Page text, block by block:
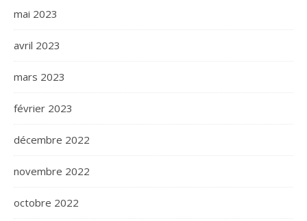
mai 2023
avril 2023
mars 2023
février 2023
décembre 2022
novembre 2022
octobre 2022